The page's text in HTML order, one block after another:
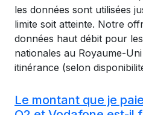
les données sont utilisées
limite soit atteinte. Notre
données haut débit pour
nationales au Royaume-
itinérance (selon
Le montant que je